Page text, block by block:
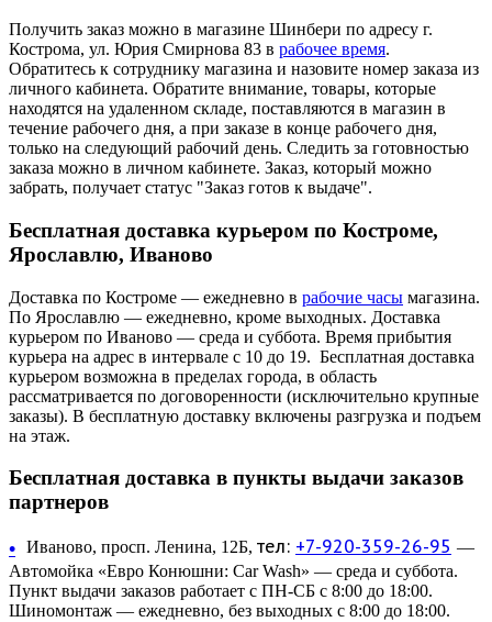
Получить заказ можно в магазине Шинбери по адресу г.
Кострома, ул. Юрия Смирнова 83 в рабочее время.
Обратитесь к сотруднику магазина и назовите номер заказа из
личного кабинета. Обратите внимание, товары, которые
находятся на удаленном складе, поставляются в магазин в
течение рабочего дня, а при заказе в конце рабочего дня,
только на следующий рабочий день. Следить за готовностью
заказа можно в личном кабинете. Заказ, который можно
забрать, получает статус "Заказ готов к выдаче".
Бесплатная доставка курьером по Костроме,
Ярославлю, Иваново
Доставка по Костроме — ежедневно в рабочие часы магазина.
По Ярославлю — ежедневно, кроме выходных. Доставка
курьером по Иваново — среда и суббота. Время прибытия
курьера на адрес в интервале с 10 до 19. Бесплатная доставка
курьером возможна в пределах города, в область
рассматривается по договоренности (исключительно крупные
заказы). В бесплатную доставку включены разгрузка и подъем
на этаж.
Бесплатная доставка в пункты выдачи заказов
партнеров
• Иваново, просп. Ленина, 12Б, тел: +7-920-359-26-95 —
Автомойка «Евро Конюшни: Car Wash» — среда и суббота.
Пункт выдачи заказов работает с ПН-СБ с 8:00 до 18:00.
Шиномонтаж — ежедневно, без выходных с 8:00 до 18:00.